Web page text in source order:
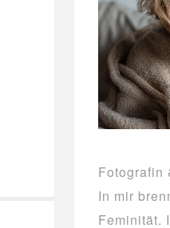
Fotografin
In mir
Feminität.